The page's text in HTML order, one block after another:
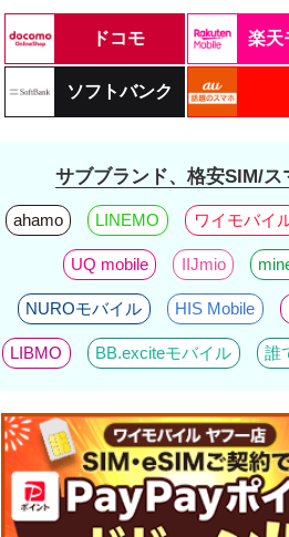
ドコモ 楽天
ソフトバンク
サブブランド、格安SIM/ス
ahamo LINEMO ワイモバイ
UQ mobile IIJmio
NUROモバイル HIS Mobile
LIBMO BB.exciteモバイル 誰